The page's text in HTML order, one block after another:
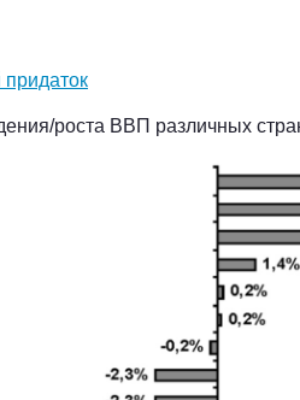
роста ВВП различных